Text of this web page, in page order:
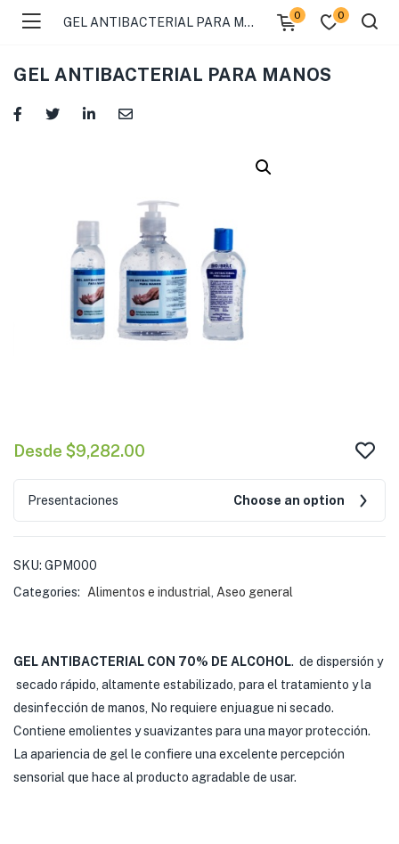
GEL ANTIBACTERIAL PARA MANOS
0 0
GEL ANTIBACTERIAL PARA MANOS
Desde $9,282.00
Presentaciones Choose an option
SKU: GPM000
Categories:
Alimentos e industrial Aseo general
GEL ANTIBACTERIAL CON 70% DE ALCOHOL. de dispersión y
secado rápido, altamente estabilizado, para el tratamiento y la
desinfección de manos, No requiere enjuague ni secado.
Contiene emolientes y suavizantes para una mayor protección.
La apariencia de gel le confiere una excelente percepción
sensorial que hace al producto agradable de usar.